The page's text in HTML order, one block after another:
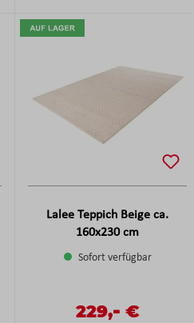
Lalee Teppich Beige ca.
160x230 cm
Sofort verfügbar
Regulärer Preis:
Verkaufspreis:
229,- €